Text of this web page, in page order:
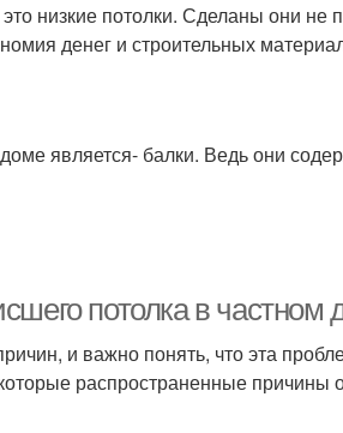
низкие потолки. Сделаны они не
денег и строительных
является- балки. Ведь они
потолка в частном
и важно понять, что эта
распространенные причины